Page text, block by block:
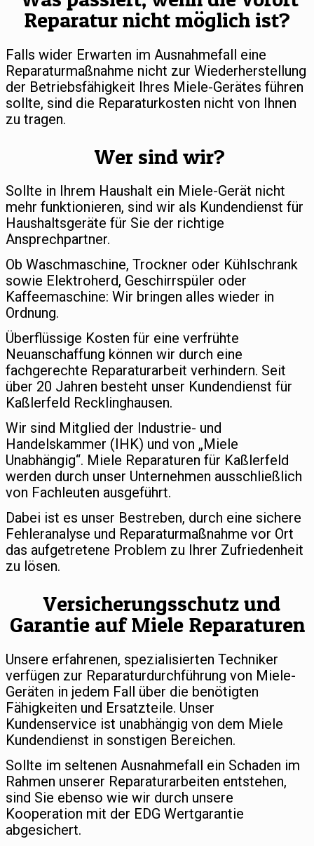
Reparatur nicht möglich ist?
Falls wider Erwarten im Ausnahmefall eine
Reparaturmaßnahme nicht zur Wiederherstellung
der Betriebsfähigkeit Ihres Miele-Gerätes führen
sollte, sind die Reparaturkosten nicht von Ihnen
zu tragen.
Wer sind wir?
Sollte in Ihrem Haushalt ein Miele-Gerät nicht
mehr funktionieren, sind wir als Kundendienst für
Haushaltsgeräte für Sie der richtige
Ansprechpartner.
Ob Waschmaschine, Trockner oder Kühlschrank
sowie Elektroherd, Geschirrspüler oder
Kaffeemaschine: Wir bringen alles wieder in
Ordnung.
Überflüssige Kosten für eine verfrühte
Neuanschaffung können wir durch eine
fachgerechte Reparaturarbeit verhindern. Seit
über 20 Jahren besteht unser Kundendienst für
Kaßlerfeld Recklinghausen.
Wir sind Mitglied der Industrie- und
Handelskammer (IHK) und von „Miele
Unabhängig“. Miele Reparaturen für Kaßlerfeld
werden durch unser Unternehmen ausschließlich
von Fachleuten ausgeführt.
Dabei ist es unser Bestreben, durch eine sichere
Fehleranalyse und Reparaturmaßnahme vor Ort
das aufgetretene Problem zu Ihrer Zufriedenheit
zu lösen.
Versicherungsschutz und
Garantie auf Miele Reparaturen
Unsere erfahrenen, spezialisierten Techniker
verfügen zur Reparaturdurchführung von Miele-
Geräten in jedem Fall über die benötigten
Fähigkeiten und Ersatzteile. Unser
Kundenservice ist unabhängig von dem Miele
Kundendienst in sonstigen Bereichen.
Sollte im seltenen Ausnahmefall ein Schaden im
Rahmen unserer Reparaturarbeiten entstehen,
sind Sie ebenso wie wir durch unsere
Kooperation mit der EDG Wertgarantie
abgesichert.